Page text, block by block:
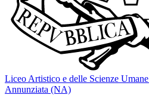
Liceo Artistico e delle Scienze Umane
Annunziata (NA)